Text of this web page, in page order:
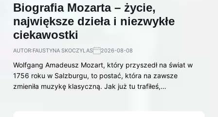
Biografia Mozarta – życie,
największe dzieła i niezwykłe
ciekawostki
AUTOR:FAUSTYNA SKOCZYLAS 2026-08-08
Wolfgang Amadeusz Mozart, który przyszedł na świat w
1756 roku w Salzburgu, to postać, która na zawsze
zmieniła muzykę klasyczną. Jak już tu trafiłeś,…